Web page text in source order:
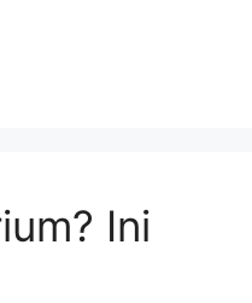
Ini